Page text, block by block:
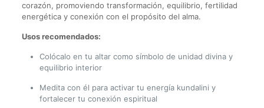
corazón, promoviendo transformación, equilibrio, fertilidad
energética y conexión con el propósito del alma.
Usos recomendados:
Colócalo en tu altar como símbolo de unidad divina y
equilibrio interior
Medita con él para activar tu energía kundalini y
fortalecer tu conexión espiritual